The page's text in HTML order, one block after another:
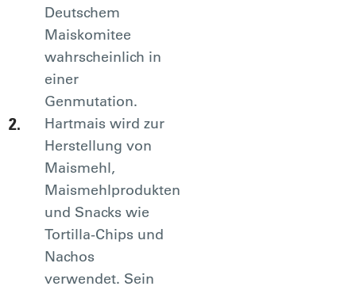
Deutschem
Maiskomitee
wahrscheinlich in
einer
Genmutation.
Hartmais wird zur
Herstellung von
Maismehl,
Maismehlprodukten
und Snacks wie
Tortilla-Chips und
Nachos
verwendet. Sein